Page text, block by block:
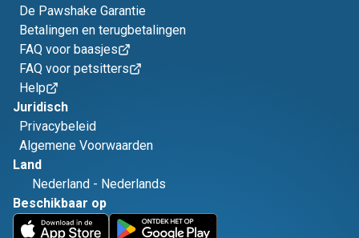
De Pawshake Garantie
Betalingen en terugbetalingen
FAQ voor baasjes
FAQ voor petsitters
Help
Juridisch
Privacybeleid
Algemene Voorwaarden
Land
Nederland - Nederlands
Beschikbaar op